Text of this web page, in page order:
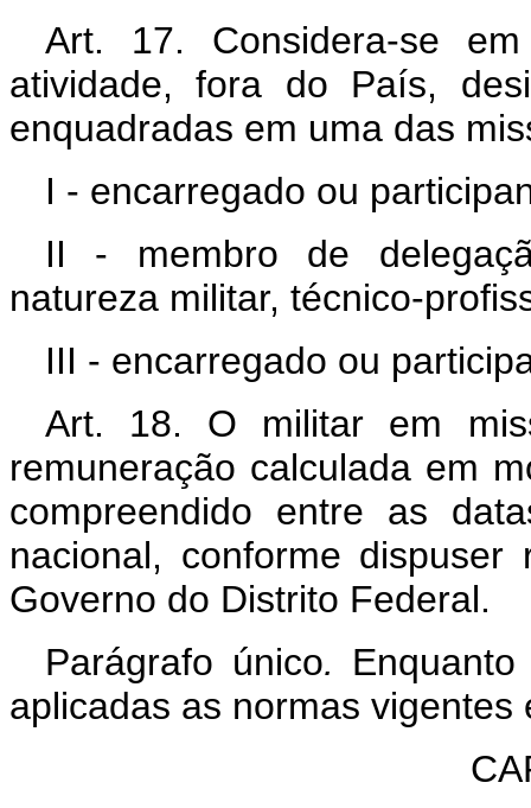
Art. 17. Considera-se
atividade, fora do País,
enquadradas em uma das
I - encarregado ou
II - membro de
natureza militar, técnico-
III - encarregado ou
Art. 18. O militar em
remuneração calculada em
compreendido entre as
nacional, conforme
Governo do Distrito Federal.
Parágrafo único.
aplicadas as normas